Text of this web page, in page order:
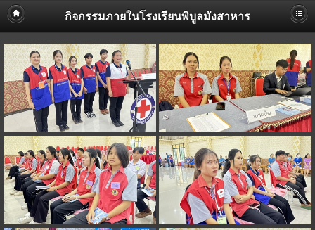
กิจกรรมภายในโรงเรียนพิบูลมังสาหาร